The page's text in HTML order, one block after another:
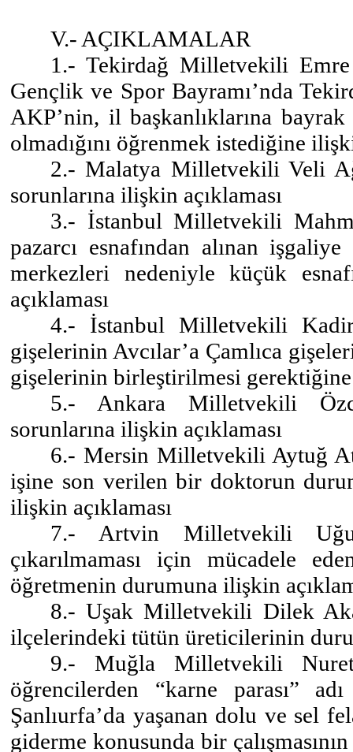
V.- AÇIKLAMALAR
1.- Tekirdağ Milletvekili
Gençlik ve Spor Bayramı’nda
AKP’nin, il başkanlıklarına bayrak
olmadığını öğrenmek istediğine
2.- Malatya Milletvekili Veli
sorunlarına ilişkin açıklaması
3.- İstanbul Milletvekili
pazarcı esnafından alınan
merkezleri nedeniyle küçük
açıklaması
4.- İstanbul Milletvekili
gişelerinin Avcılar’a Çamlıca
gişelerinin birleştirilmesi gerektiğine
5.- Ankara Milletvekili
sorunlarına ilişkin açıklaması
6.- Mersin Milletvekili Aytuğ
işine son verilen bir doktorun
ilişkin açıklaması
7.- Artvin Milletvekili Uğur
çıkarılmaması için mücadele
öğretmenin durumuna ilişkin
8.- Uşak Milletvekili Dilek
ilçelerindeki tütün üreticilerinin
9.- Muğla Milletvekili
öğrencilerden “karne parası”
Şanlıurfa’da yaşanan dolu ve sel
giderme konusunda bir